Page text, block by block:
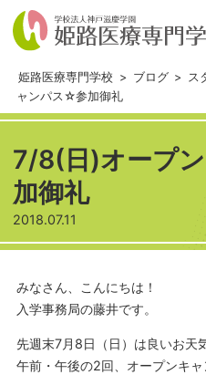
姫路医療専門学校 > ブログ > ス
ャンパス☆参加御礼
7/8(日)オープ
加御礼
2018.07.11
みなさん、こんにちは！
入学事務局の藤井です。
先週末7月8日（日）は良いお天
午前・午後の2回、オープンキャ